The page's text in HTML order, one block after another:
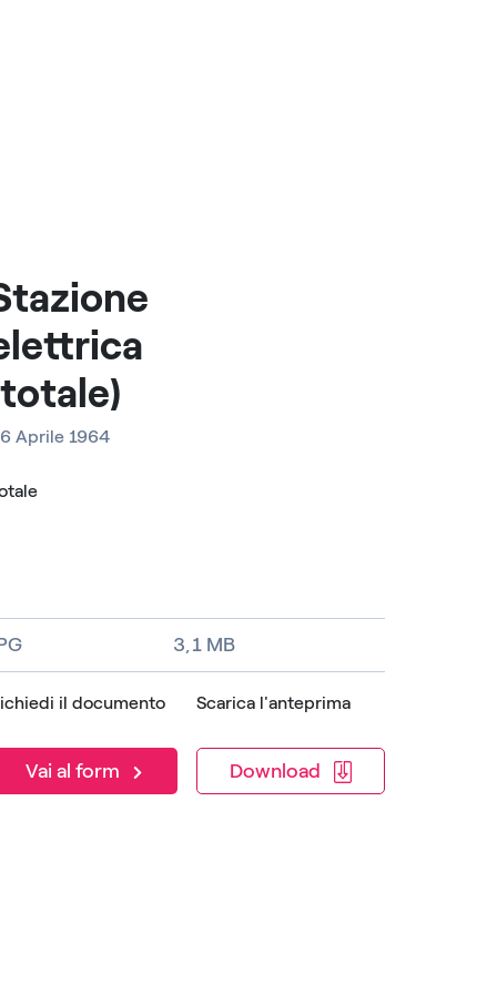
Aprile 1964
3,1 MB
il documento
Vai al form
Scarica l'anteprima
Download